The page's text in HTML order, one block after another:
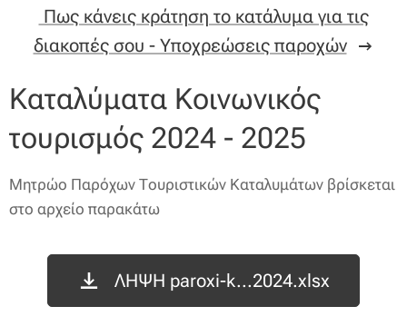
Πως κάνεις κράτηση το κατάλυμα για τις
διακοπές σου - Υποχρεώσεις παροχών
Καταλύματα Κοινωνικός
τουρισμός 2024 - 2025
Μητρώο Παρόχων Τουριστικών Καταλυμάτων βρίσκεται
στο αρχείο παρακάτω
ΛΗΨΗ paroxi-k...2024.xlsx